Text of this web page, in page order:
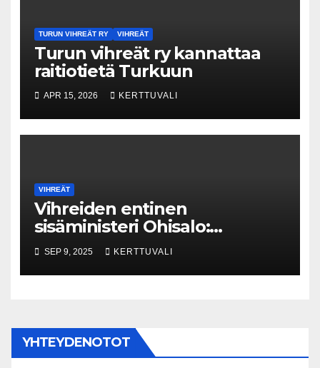
TURUN VIHREÄT RY VIHREÄT
Turun vihreät ry kannattaa
raitiotietä Turkuun
APR 15, 2026 KERTTUVALI
VIHREÄT
Vihreiden entinen
sisäministeri Ohisalo:
Äärioikeistoa koskevan tiedon
rajoittaminen Supon
nettisivuilla on vaarallista
SEP 9, 2025 KERTTUVALI
YHTEYDENOTOT